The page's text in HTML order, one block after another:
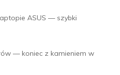
ASUS — szybki
— koniec z kamieniem w